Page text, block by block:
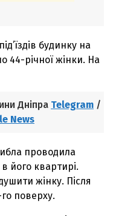
будинку на
44-річної жінки. На
Дніпра Telegram /
News
проводила
його квартирі.
жінку. Після
го поверху.